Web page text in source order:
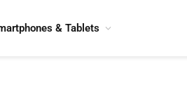
& Tablets